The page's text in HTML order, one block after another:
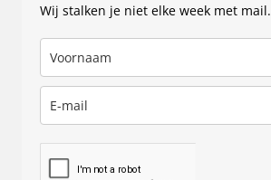
Wij stalken je niet elke week met mail.